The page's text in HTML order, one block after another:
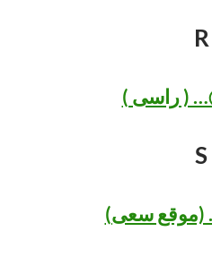
R
S